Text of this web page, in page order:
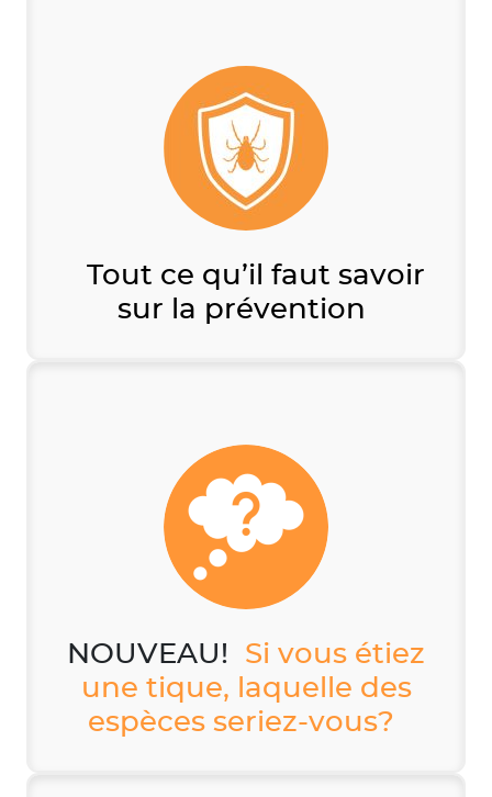
Tout ce qu’il faut savoir
sur la prévention
NOUVEAU!
Si vous étiez
une tique, laquelle des
espèces seriez-vous?